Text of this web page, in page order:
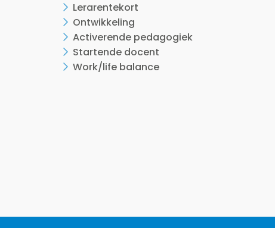
Lerarentekort
Ontwikkeling
Activerende pedagogiek
Startende docent
Work/life balance